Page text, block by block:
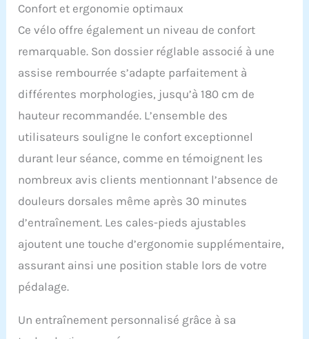
temps, la vitesse, la
distance, les calories
cardiaque. Utilisez ces
données pour adapter
votre plan de fitness à
vos objectifs. Avec le
support pratique pour
regarder des vidéos ou
utiliser des applications
de fitness pendant
l'exercice, améliorant
ainsi votre confort
entraînements.
【Silencieux et robuste】
magnétique garantit que
silencieusement
pendant le cyclisme, avec
Confort et ergonomie optimaux
Ce vélo offre également un niveau de confort
remarquable. Son dossier réglable associé à une
assise rembourrée s’adapte parfaitement à
différentes morphologies, jusqu’à 180 cm de
hauteur recommandée. L’ensemble des
utilisateurs souligne le confort exceptionnel
durant leur séance, comme en témoignent les
nombreux avis clients mentionnant l’absence de
douleurs dorsales même après 30 minutes
d’entraînement. Les cales-pieds ajustables
ajoutent une touche d’ergonomie supplémentaire,
assurant ainsi une position stable lors de votre
pédalage.
Un entraînement personnalisé grâce à sa